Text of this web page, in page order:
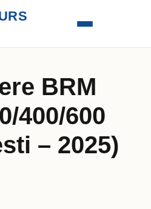
BRM
400/600
– 2025)